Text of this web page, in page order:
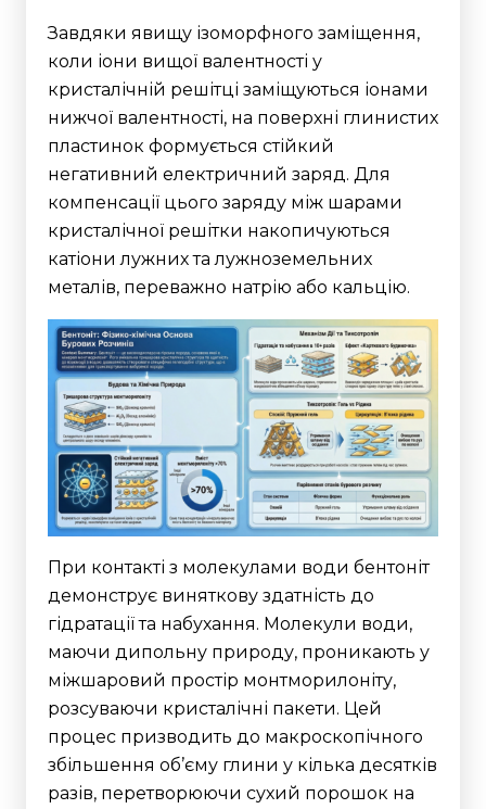
Завдяки явищу ізоморфного заміщення,
коли іони вищої валентності у
кристалічній решітці заміщуються іонами
нижчої валентності, на поверхні глинистих
пластинок формується стійкий
негативний електричний заряд. Для
компенсації цього заряду між шарами
кристалічної решітки накопичуються
катіони лужних та лужноземельних
металів, переважно натрію або кальцію.
При контакті з молекулами води бентоніт
демонструє виняткову здатність до
гідратації та набухання. Молекули води,
маючи дипольну природу, проникають у
міжшаровий простір монтморилоніту,
розсуваючи кристалічні пакети. Цей
процес призводить до макроскопічного
збільшення об’єму глини у кілька десятків
разів, перетворюючи сухий порошок на